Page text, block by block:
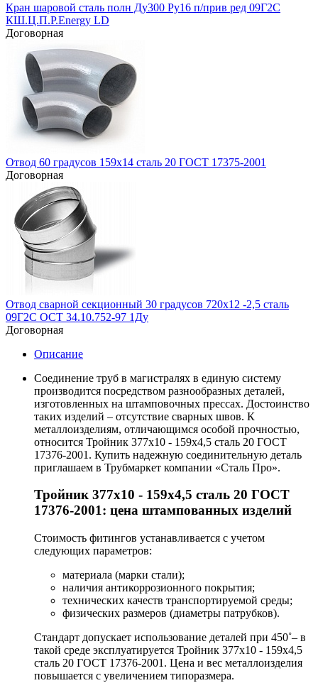
Кран шаровой сталь полн Ду300 Ру16 п/прив ред 09Г2С
КШ.Ц.П.Р.Energy LD
Договорная
Отвод 60 градусов 159х14 сталь 20 ГОСТ 17375-2001
Договорная
Отвод сварной секционный 30 градусов 720х12 -2,5 сталь
09Г2С ОСТ 34.10.752-97 1Ду
Договорная
Описание
Соединение труб в магистралях в единую систему
производится посредством разнообразных деталей,
изготовленных на штамповочных прессах. Достоинство
таких изделий – отсутствие сварных швов. К
металлоизделиям, отличающимся особой прочностью,
относится Тройник 377х10 - 159х4,5 сталь 20 ГОСТ
17376-2001. Купить надежную соединительную деталь
приглашаем в Трубмаркет компании «Сталь Про».
Тройник 377х10 - 159х4,5 сталь 20 ГОСТ
17376-2001: цена штампованных изделий
Стоимость фитингов устанавливается с учетом
следующих параметров:
материала (марки стали);
наличия антикоррозионного покрытия;
технических качеств транспортируемой среды;
физических размеров (диаметры патрубков).
Стандарт допускает использование деталей при 450˚– в
такой среде эксплуатируется Тройник 377х10 - 159х4,5
сталь 20 ГОСТ 17376-2001. Цена и вес металлоизделия
повышается с увеличением типоразмера.